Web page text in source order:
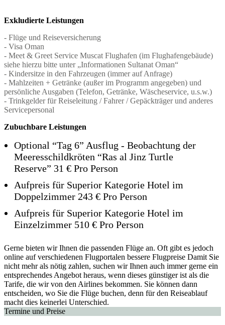
Exkludierte Leistungen
- Flüge und Reiseversicherung
- Visa Oman
- Meet & Greet Service Muscat Flughafen (im Flughafengebäude)
siehe hierzu bitte unter „Informationen Sultanat Oman“
- Kindersitze in den Fahrzeugen (immer auf Anfrage)
- Mahlzeiten + Getränke (außer im Programm angegeben) und
persönliche Ausgaben (Telefon, Getränke, Wäscheservice, u.s.w.)
- Trinkgelder für Reiseleitung / Fahrer / Gepäckträger und anderes
Servicepersonal
Zubuchbare Leistungen
Optional “Tag 6” Ausflug - Beobachtung der
Meeresschildkröten “Ras al Jinz Turtle
Reserve” 31 € Pro Person
Aufpreis für Superior Kategorie Hotel im
Doppelzimmer 243 € Pro Person
Aufpreis für Superior Kategorie Hotel im
Einzelzimmer 510 € Pro Person
Gerne bieten wir Ihnen die passenden Flüge an. Oft gibt es jedoch
online auf verschiedenen Flugportalen bessere Flugpreise Damit Sie
nicht mehr als nötig zahlen, suchen wir Ihnen auch immer gerne ein
entsprechendes Angebot heraus, wenn dieses günstiger ist als die
Tarife, die wir von den Airlines bekommen. Sie können dann
entscheiden, wo Sie die Flüge buchen, denn für den Reiseablauf
macht dies keinerlei Unterschied.
Termine und Preise